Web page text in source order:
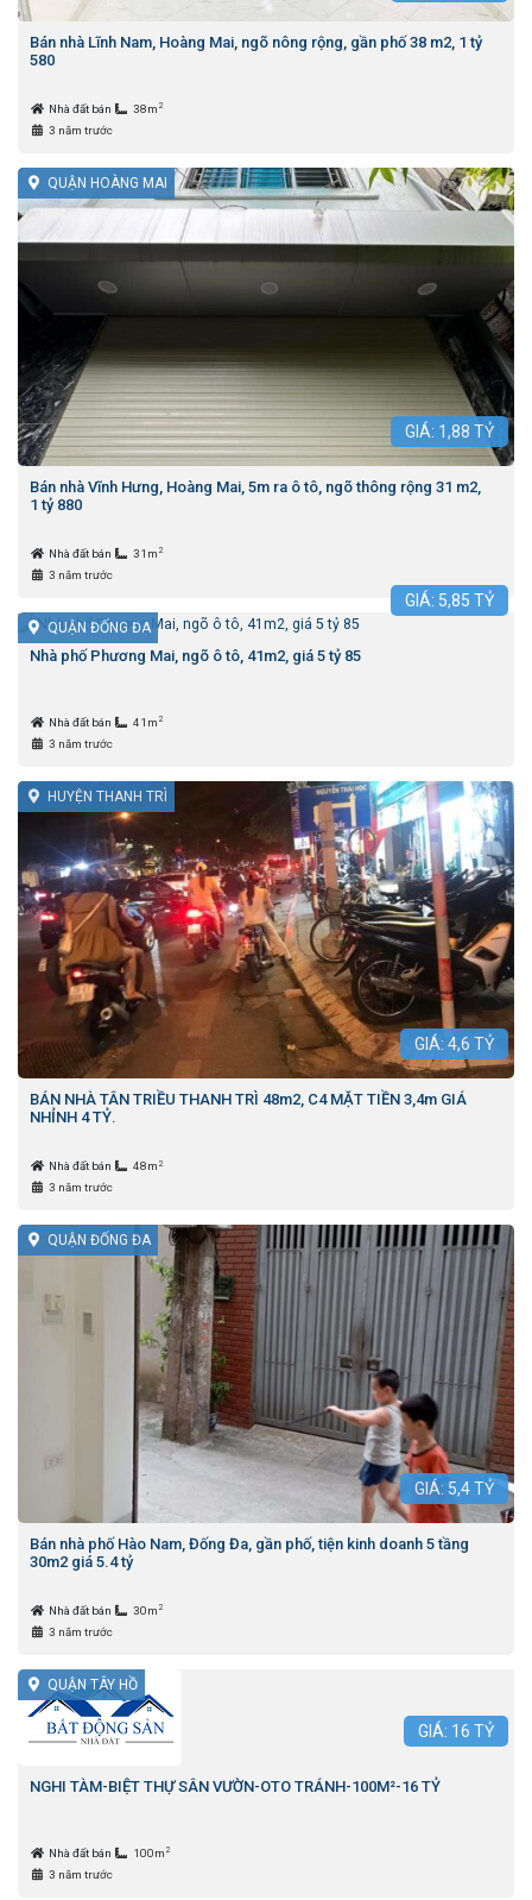
Bán nhà Lĩnh Nam, Hoàng Mai, ngõ nông rộng, gần phố 38 m2, 1 tỷ
580
Nhà đất bán 38m 2
3 năm trước
QUẬN HOÀNG MAI
GIÁ: 1,88 TỶ
Bán nhà Vĩnh Hưng, Hoàng Mai, 5m ra ô tô, ngõ thông rộng 31 m2,
1 tỷ 880
Nhà đất bán 31m 2
3 năm trước
QUẬN ĐỐNG ĐA
GIÁ: 5,85 TỶ
Nhà phố Phương Mai, ngõ ô tô, 41m2, giá 5 tỷ 85
Nhà đất bán 41m 2
3 năm trước
HUYỆN THANH TRÌ
GIÁ: 4,6 TỶ
BÁN NHÀ TÂN TRIỀU THANH TRÌ 48m2, C4 MẶT TIỀN 3,4m GIÁ
NHỈNH 4 TỶ.
Nhà đất bán 48m 2
3 năm trước
QUẬN ĐỐNG ĐA
GIÁ: 5,4TỶ
Bán nhà phố Hào Nam, Đống Đa, gần phố, tiện kinh doanh 5 tầng
30m2 giá 5.4 tỷ
Nhà đất bán 30m 2
3 năm trước
QUẬN TÂY HỒ
GIÁ: 16 TỶ
NGHI TÀM-BIỆT THỰ SÂN VƯỜN-OTO TRÁNH-100M²-16 TỶ
Nhà đất bán 100m 2
3 năm trước